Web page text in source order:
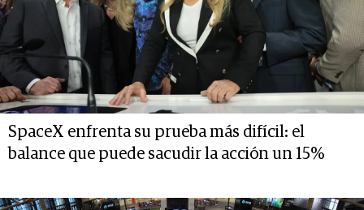
SpaceX enfrenta su prueba más difícil: el
balance que puede sacudir la acción un 15%